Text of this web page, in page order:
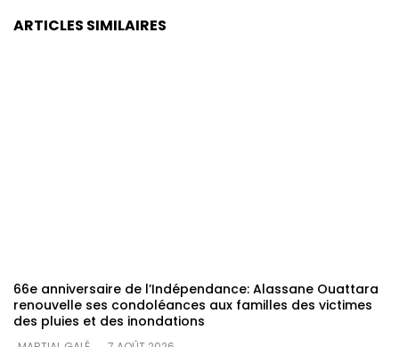
ARTICLES SIMILAIRES
66e anniversaire de l’Indépendance: Alassane Ouattara
renouvelle ses condoléances aux familles des victimes
des pluies et des inondations